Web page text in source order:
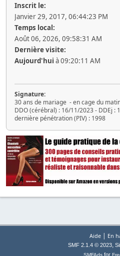
Inscrit le:
Janvier 29, 2017, 06:44:23 PM
Temps local:
Août 06, 2026, 09:58:31 AM
Dernière visite:
Aujourd'hui à 09:20:11 AM
Signature:
30 ans de mariage - en cage du
DDO (cérébral) : 16/11/2023 - DDEj :
dernière pénétration (PIV) : 1998
Aide | En
SMF 2.1.4 © 2023,
SMFAdsfor